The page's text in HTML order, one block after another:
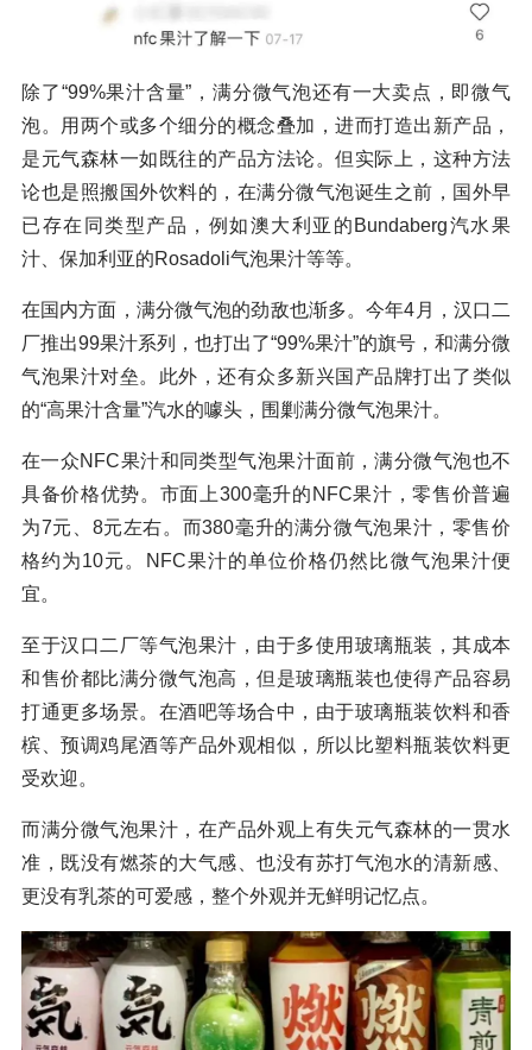
除了“99%果汁含量”，满分微气泡还有一大卖点，即微气
泡。用两个或多个细分的概念叠加，进而打造出新产品，
是元气森林一如既往的产品方法论。但实际上，这种方法
论也是照搬国外饮料的，在满分微气泡诞生之前，国外早
已存在同类型产品，例如澳大利亚的Bundaberg汽水果
汁、保加利亚的Rosadoli气泡果汁等等。
在国内方面，满分微气泡的劲敌也渐多。今年4月，汉口二
厂推出99果汁系列，也打出了“99%果汁”的旗号，和满分微
气泡果汁对垒。此外，还有众多新兴国产品牌打出了类似
的“高果汁含量”汽水的噱头，围剿满分微气泡果汁。
在一众NFC果汁和同类型气泡果汁面前，满分微气泡也不
具备价格优势。市面上300毫升的NFC果汁，零售价普遍
为7元、8元左右。而380毫升的满分微气泡果汁，零售价
格约为10元。NFC果汁的单位价格仍然比微气泡果汁便
宜。
至于汉口二厂等气泡果汁，由于多使用玻璃瓶装，其成本
和售价都比满分微气泡高，但是玻璃瓶装也使得产品容易
打通更多场景。在酒吧等场合中，由于玻璃瓶装饮料和香
槟、预调鸡尾酒等产品外观相似，所以比塑料瓶装饮料更
受欢迎。
而满分微气泡果汁，在产品外观上有失元气森林的一贯水
准，既没有燃茶的大气感、也没有苏打气泡水的清新感、
更没有乳茶的可爱感，整个外观并无鲜明记忆点。